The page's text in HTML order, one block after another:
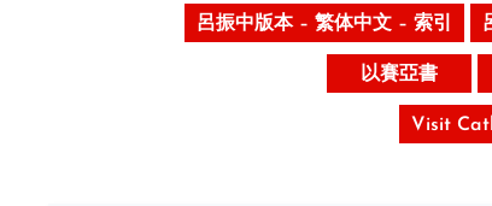
呂振中版本 – 繁体中文 – 索引
以賽亞書
Visit